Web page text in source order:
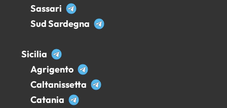
Sassari
Sud Sardegna
Sicilia
Agrigento
Caltanissetta
Catania